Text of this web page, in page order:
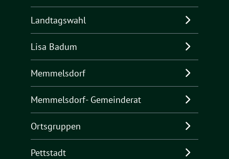
Landtagswahl
Lisa Badum
Memmelsdorf
Memmelsdorf- Gemeinderat
Ortsgruppen
Pettstadt